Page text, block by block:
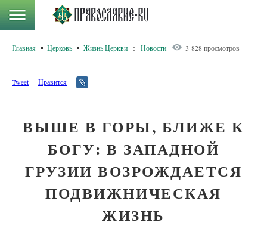
Главная Церковь Жизнь Церкви : Новости 3 828 просмотров
Tweet Нравится
ВЫШЕ В ГОРЫ, БЛИЖЕ К
БОГУ: В ЗАПАДНОЙ
ГРУЗИИ ВОЗРОЖДАЕТСЯ
ПОДВИЖНИЧЕСКАЯ
ЖИЗНЬ